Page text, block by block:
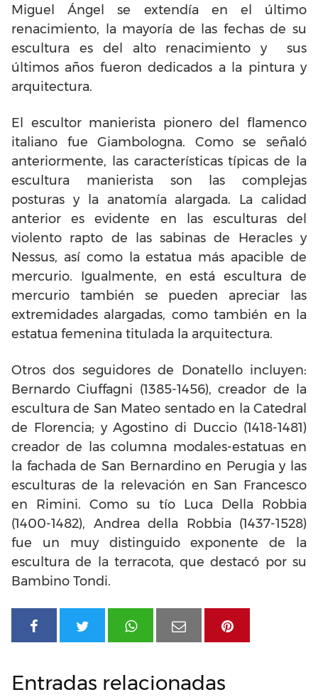
Miguel Ángel se extendía en el último
renacimiento, la mayoría de las fechas de su
escultura es del alto renacimiento y sus
últimos años fueron dedicados a la pintura y
arquitectura.
El escultor manierista pionero del flamenco
italiano fue Giambologna. Como se señaló
anteriormente, las características típicas de la
escultura manierista son las complejas
posturas y la anatomía alargada. La calidad
anterior es evidente en las esculturas del
violento rapto de las sabinas de Heracles y
Nessus, así como la estatua más apacible de
mercurio. Igualmente, en está escultura de
mercurio también se pueden apreciar las
extremidades alargadas, como también en la
estatua femenina titulada la arquitectura.
Otros dos seguidores de Donatello incluyen:
Bernardo Ciuffagni (1385-1456), creador de la
escultura de San Mateo sentado en la Catedral
de Florencia; y Agostino di Duccio (1418-1481)
creador de las columna modales-estatuas en
la fachada de San Bernardino en Perugia y las
esculturas de la relevación en San Francesco
en Rimini. Como su tío Luca Della Robbia
(1400-1482), Andrea della Robbia (1437-1528)
fue un muy distinguido exponente de la
escultura de la terracota, que destacó por su
Bambino Tondi.
Entradas relacionadas